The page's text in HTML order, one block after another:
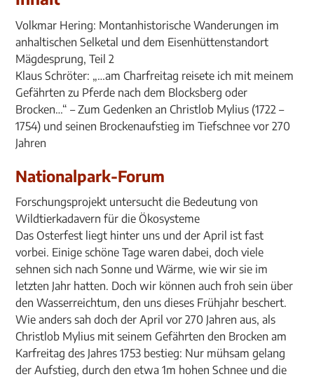
Volkmar Hering: Montanhistorische Wanderungen im
anhaltischen Selketal und dem Eisenhüttenstandort
Mägdesprung, Teil 2
Klaus Schröter: „…am Charfreitag reisete ich mit meinem
Gefährten zu Pferde nach dem Blocksberg oder
Brocken…“ – Zum Gedenken an Christlob Mylius (1722 –
1754) und seinen Brockenaufstieg im Tiefschnee vor 270
Jahren
Nationalpark-Forum
Forschungsprojekt untersucht die Bedeutung von
Wildtierkadavern für die Ökosysteme
Das Osterfest liegt hinter uns und der April ist fast
vorbei. Einige schöne Tage waren dabei, doch viele
sehnen sich nach Sonne und Wärme, wie wir sie im
letzten Jahr hatten. Doch wir können auch froh sein über
den Wasserreichtum, den uns dieses Frühjahr beschert.
Wie anders sah doch der April vor 270 Jahren aus, als
Christlob Mylius mit seinem Gefährten den Brocken am
Karfreitag des Jahres 1753 bestieg: Nur mühsam gelang
der Aufstieg, durch den etwa 1m hohen Schnee und die